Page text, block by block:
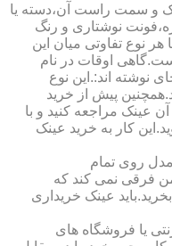
و سمت راست آن،دسته یا
نوشتاری و رنگ
هر نوع تفاوتی میان این
اوقات در نام
نوشته اند:.این نوع
پیش از خرید
عینک مراجعه کنید و با
کار به خرید عینک
روی تمام
فرقی نمی کند که
عینک خریداری
یا فروشگاه های